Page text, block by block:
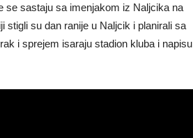
se sastaju sa imenjakom iz Naljcika na
stigli su dan ranije u Naljcik i planirali sa
i sprejem isaraju stadion kluba i napisu